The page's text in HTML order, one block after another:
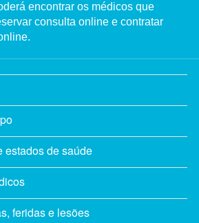
encontrar os médicos que
consulta online e contratar
estados de saúde
feridas e lesões